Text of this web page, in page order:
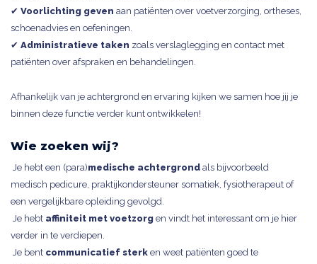
✔ Voorlichting geven aan patiënten over voetverzorging, ortheses,
schoenadvies en oefeningen.
✔ Administratieve taken zoals verslaglegging en contact met
patiënten over afspraken en behandelingen.
Afhankelijk van je achtergrond en ervaring kijken we samen hoe jij je
binnen deze functie verder kunt ontwikkelen!
Wie zoeken wij?
Je hebt een (para)medische achtergrond als bijvoorbeeld
medisch pedicure, praktijkondersteuner somatiek, fysiotherapeut of
een vergelijkbare opleiding gevolgd.
Je hebt affiniteit met voetzorg en vindt het interessant om je hier
verder in te verdiepen.
Je bent communicatief sterk en weet patiënten goed te